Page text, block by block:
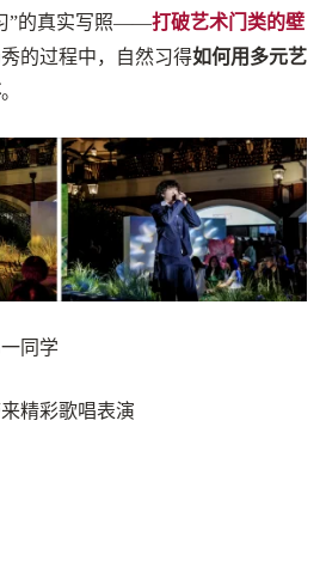
”的真实写照——打破艺术门类的壁
的过程中，自然习得如何用多元艺
。
同学
精彩歌唱表演